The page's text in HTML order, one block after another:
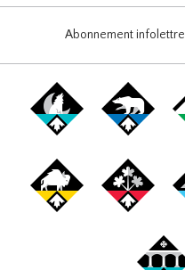
Abonnement infolettre